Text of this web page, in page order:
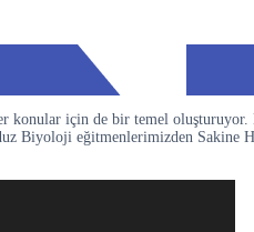
konular için de bir temel oluşturuyor.
Biyoloji eğitmenlerimizden Sakine